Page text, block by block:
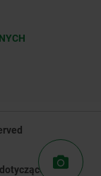
plików